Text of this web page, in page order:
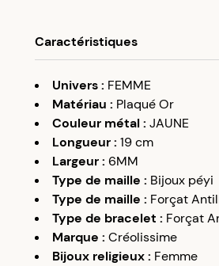
Caractéristiques
Univers: FEMME
Matériau : Plaqué Or
Couleur métal: JAUNE
Longueur: 19 cm
Largeur: 6MM
Type de maille : Bijoux péyi
Type de maille : Forçat
Type de bracelet : Forçat
Marque : Créolissime
Bijoux religieux: Femme